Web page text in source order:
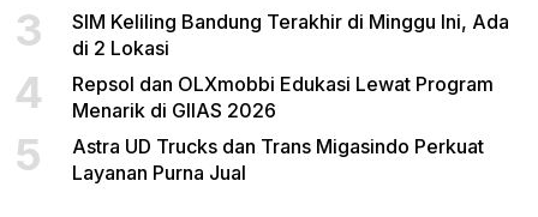
3
SIM Keliling Bandung Terakhir di Minggu Ini, Ada
di 2 Lokasi
4
Repsol dan OLXmobbi Edukasi Lewat Program
Menarik di GIIAS 2026
5
Astra UD Trucks dan Trans Migasindo Perkuat
Layanan Purna Jual